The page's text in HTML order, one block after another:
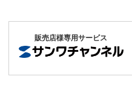
販売店様専用サービス